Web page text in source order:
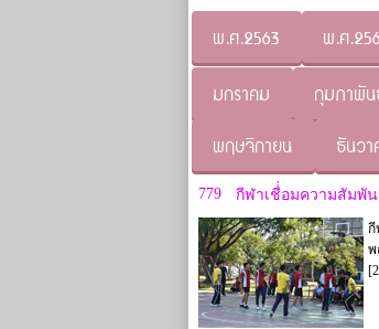
พ.ศ.2563 พ.ศ
มกราคม
กุมภาพั
พฤษจิกายน
ธันว
779 กีฬาเชื่่อมความสัมพั
กี
พ